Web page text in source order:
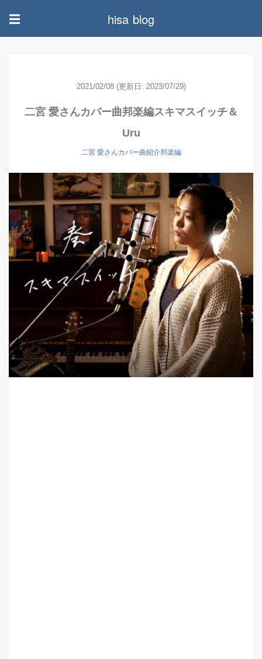
☰ hisa blog
2021/02/08 (更新日: 2023/07/29)
二宮 愛さんカバー曲邦楽編スキマスイッチ＆
Uru
二宮 愛さんカバー曲紹介邦楽編